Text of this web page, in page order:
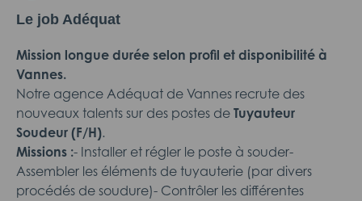
Le job Adéquat
Mission longue durée selon profil et disponibilité à
Vannes.
Notre agence Adéquat de Vannes recrute des
nouveaux talents sur des postes de Tuyauteur
Soudeur (F/H).
Missions :- Installer et régler le poste à souder-
Assembler les éléments de tuyauterie (par divers
procédés de soudure)- Contrôler les différentes